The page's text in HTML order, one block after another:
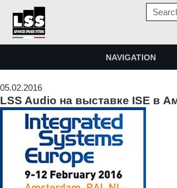
NAVIGATION
05.02.2016
LSS Audio на выставке ISE в